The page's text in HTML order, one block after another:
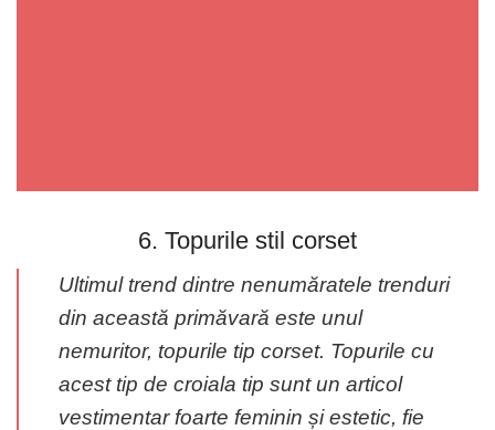
6. Topurile stil corset
Ultimul trend dintre nenumăratele trenduri
din această primăvară este unul
nemuritor, topurile tip corset. Topurile cu
acest tip de croiala tip sunt un articol
vestimentar foarte feminin și estetic, fie